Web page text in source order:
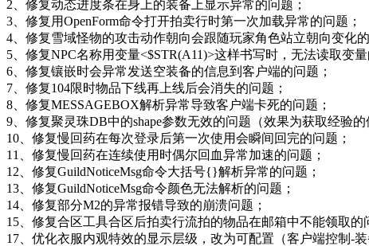
2、修复动态进度条在身上的装备上显示异常的问题；
3、修复用OpenForm命令打开拍卖行时第一次加载异常的问题；
4、修复雪域怪物的攻击动作朝向会跟随玩家角色站立朝向变化的
5、修复NPC名称用变量<$STR(A11)>这样书写时，无法读取变
6、修复镶嵌时会异常发送空装备的信息到客户端的问题；
7、修复104限时物品下线再上线后会消失的问题；
8、修复MESSAGEBOX解析异常导致客户端卡死的问题；
9、修复聚灵珠DB中的shape参数无效的问题（效果为获取经验的
10、修复慢回药在每次登录后第一次使用会瞬间回完的问题；
11、修复慢回药在连续使用时偶尔回血异常加速的问题；
12、修复GuildNoticeMsg命令大括号{}解析异常的问题；
13、修复GuildNoticeMsg命令颜色无法解析的问题；
14、修复部分M2的异常报错导致的崩溃问题；
15、修复合区工具合区后拍卖行流拍的物品在邮箱中不能领取的
17、优化衣服内观特效的显示层级，改为可配置（客户端控制-装